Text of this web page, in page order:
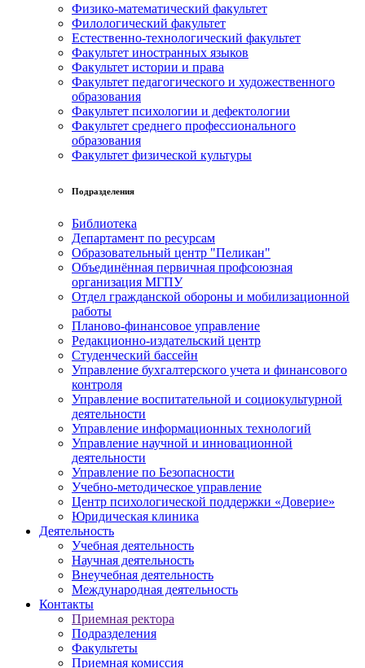
Физико-математический факультет
Филологический факультет
Естественно-технологический факультет
Факультет иностранных языков
Факультет истории и права
Факультет педагогического и художественного
образования
Факультет психологии и дефектологии
Факультет среднего профессионального
образования
Факультет физической культуры
Подразделения
Библиотека
Департамент по ресурсам
Образовательный центр "Пеликан"
Объединённая первичная профсоюзная
организация МГПУ
Отдел гражданской обороны и мобилизационной
работы
Планово-финансовое управление
Редакционно-издательский центр
Студенческий бассейн
Управление бухгалтерского учета и финансового
контроля
Управление воспитательной и социокультурной
деятельности
Управление информационных технологий
Управление научной и инновационной
деятельности
Управление по Безопасности
Учебно-методическое управление
Центр психологической поддержки «Доверие»
Юридическая клиника
Деятельность
Учебная деятельность
Научная деятельность
Внеучебная деятельность
Международная деятельность
Контакты
Приемная ректора
Подразделения
Факультеты
Приемная комиссия